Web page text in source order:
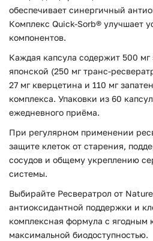
обеспечивает синергичный
Комплекс Quick-Sorb® улучшает
компонентов.
Каждая капсула содержит 500 мг
японской (250 мг транс-
27 мг кверцетина и 110 мг
комплекса. Упаковки из 60
ежедневного приёма.
При регулярном применении
защите клеток от старения,
сосудов и общему укреплению
системы.
Выбирайте Ресвератрол от
антиоксидантной поддержки и
комплексная формула с ягодным
максимальной биодоступностью.